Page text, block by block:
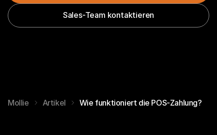
Sales-Team kontaktieren
Mollie Artikel Wie funktioniert die POS-Zahlung?